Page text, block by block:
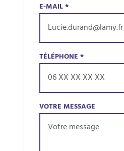
E-MAIL*
TÉLÉPHONE*
VOTRE MESSAGE